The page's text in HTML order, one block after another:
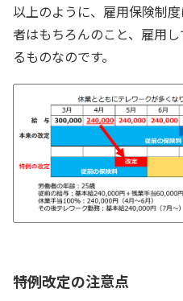
以上のように、雇用保険制
者はもちろんのこと、雇用
るものなのです。
特例改定の注意点